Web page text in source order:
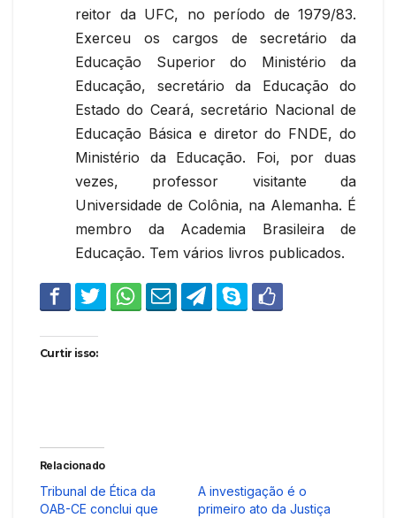
reitor da UFC, no período de 1979/83.
Exerceu os cargos de secretário da
Educação Superior do Ministério da
Educação, secretário da Educação do
Estado do Ceará, secretário Nacional de
Educação Básica e diretor do FNDE, do
Ministério da Educação. Foi, por duas
vezes, professor visitante da
Universidade de Colônia, na Alemanha. É
membro da Academia Brasileira de
Educação. Tem vários livros publicados.
Curtir isso:
Relacionado
Tribunal de Ética da
OAB-CE conclui que
A investigação é o
primeiro ato da Justiça